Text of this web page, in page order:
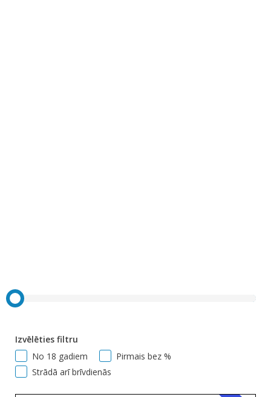
Izvēlēties filtru
No 18 gadiem
Pirmais bez %
Strādā arī brīvdienās